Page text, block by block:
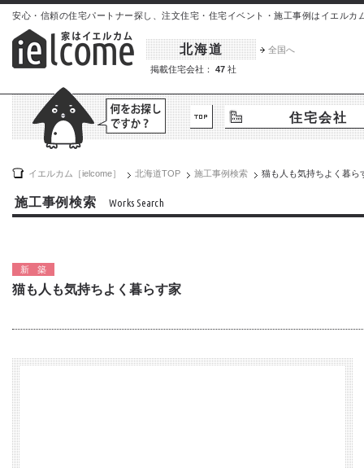
安心・信頼の住宅パートナー探し、注文住宅・住宅イベント・施工事例はイエルカ
北海道
全国へ
掲載住宅会社：
47 社
住宅会社
イエルカム［ielcome］ 北海道TOP 施工事例検索 猫も人も気持ちよく暮ら
施工事例検索 Works Search
新築
猫も人も気持ちよく暮らす家